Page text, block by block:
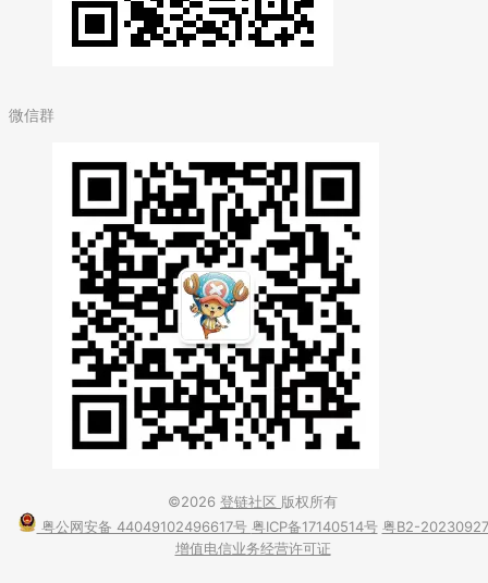
微信群
©2026 登链社区 版权所有
粤公网安备 44049102496617号 粤ICP备17140514号 粤B2-20230927
增值电信业务经营许可证